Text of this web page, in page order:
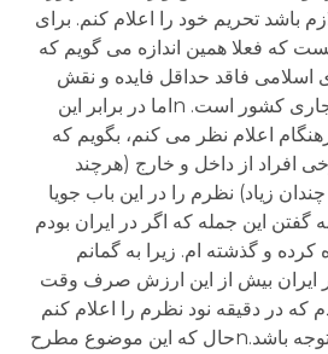
باشد تحریم خود را اعلام کنم. برای
که فعلا همین اندازه می گویم که
اسلامی فاقد حداقل فایده و نقش
آفرینی در سیر تحولات جاری کشور است. nاما در برابر این
اعلام نظر می کنم، بگویم که
افراد از داخل و خارج (هرچند
زیاد) نظرم را در این باب جویا
این جمله که اگر در ایران بودم
و گذشته ام. زیرا به گمانم
در ایران بیش از این ارزش صرف وقت
که در دقیقه نود نظرم را اعلام کنم
شاید برای کسانی قابل توجه باشد.nحال که این موضوع مطرح